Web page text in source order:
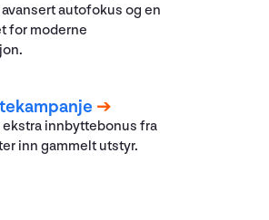
autofokus og en
for moderne
ekstra innbyttebonus fra
inn gammelt utstyr.